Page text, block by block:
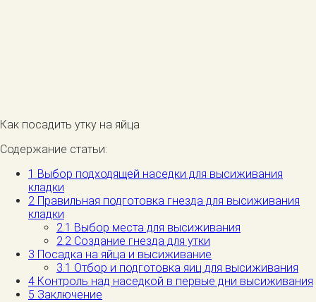
Как посадить утку на яйца
Содержание статьи:
1 Выбор подходящей наседки для высиживания
кладки
2 Правильная подготовка гнезда для высиживания
кладки
2.1 Выбор места для высиживания
2.2 Создание гнезда для утки
3 Посадка на яйца и высиживание
3.1 Отбор и подготовка яиц для высиживания
4 Контроль над наседкой в первые дни высиживания
5 Заключение